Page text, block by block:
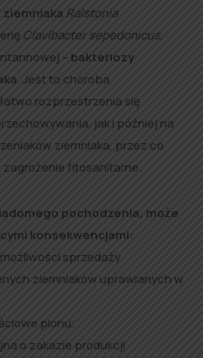
ziemniaka Ralstonia
Clavibacter sepedonicus,
– bakteriozy
. Jest to choroba
rozprzestrzenia się
jak i później na
ziemniaka, przez co
fitosanitarne.
pochodzenia, może
konsekwencjami:
sprzedaży
ziemniaków uprawianych w
plonu;
o zakazie produkcji